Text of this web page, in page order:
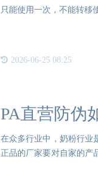
只能使用一次，不能转移
2026-06-25 08:25
PA直营防伪
在众多行业中，奶粉行业
正品的厂家要对自家的产